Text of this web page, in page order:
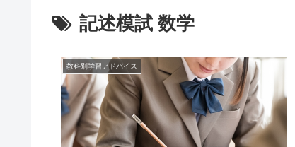
記述模試 数学
教科別学習アドバイス